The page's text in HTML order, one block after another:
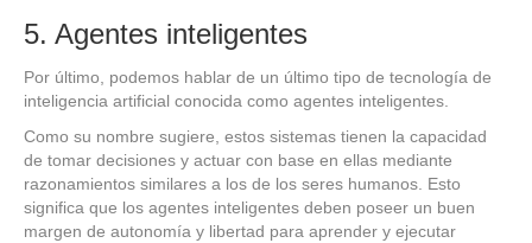
5. Agentes inteligentes
Por último, podemos hablar de un último tipo de tecnología de
inteligencia artificial conocida como agentes inteligentes.
Como su nombre sugiere, estos sistemas tienen la capacidad
de tomar decisiones y actuar con base en ellas mediante
razonamientos similares a los de los seres humanos. Esto
significa que los agentes inteligentes deben poseer un buen
margen de autonomía y libertad para aprender y ejecutar